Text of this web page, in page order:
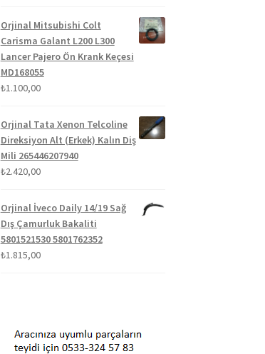
Orjinal Mitsubishi Colt
Carisma Galant L200 L300
Lancer Pajero Ön Krank Keçesi
MD168055
₺1.100,00
Orjinal Tata Xenon Telcoline
Direksiyon Alt (Erkek) Kalın Diş
Mili 265446207940
₺2.420,00
Orjinal İveco Daily 14/19 Sağ
Dış Çamurluk Bakaliti
5801521530 5801762352
₺1.815,00